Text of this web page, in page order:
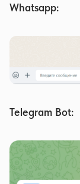
Whatsapp:
Telegram Bot: